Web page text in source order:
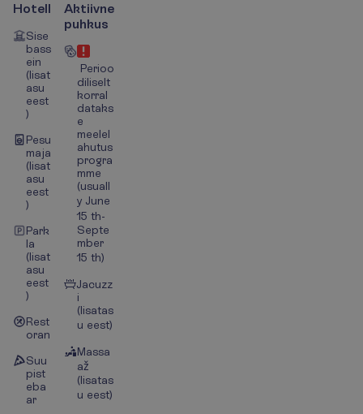
Hotell
Sise
bass
ein
(lisat
asu
eest
)
Pesu
maja
(lisat
asu
eest
)
Park
la
(lisat
asu
eest
)
Rest
oran
Suu
pist
eba
ar
Aktiivne
puhkus
Perioo
diliselt
korral
dataks
e
meelel
ahutus
progra
mme
(usuall
y June
15 th-
Septe
mber
15 th)
Jacuzz
i
(lisatas
u eest)
Massa
až
(lisatas
u eest)